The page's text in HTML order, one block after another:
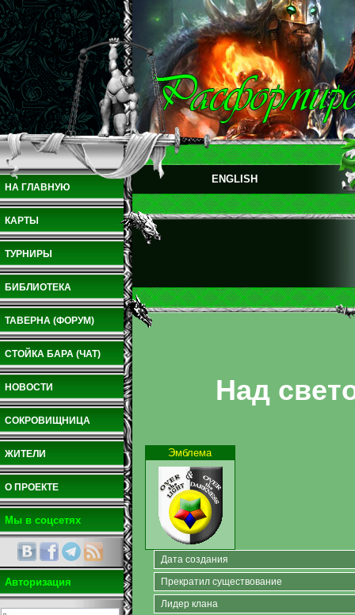
НА ГЛАВНУЮ
КАРТЫ
ТУРНИРЫ
БИБЛИОТЕКА
ТАВЕРНА (ФОРУМ)
СТОЙКА БАРА (ЧАТ)
НОВОСТИ
СОКРОВИЩНИЦА
ЖИТЕЛИ
О ПРОЕКТЕ
Мы в соцсетях
Авторизация
ENGLISH
Над
Эмблема
Дата создания
Прекратил существование
Лидер клана